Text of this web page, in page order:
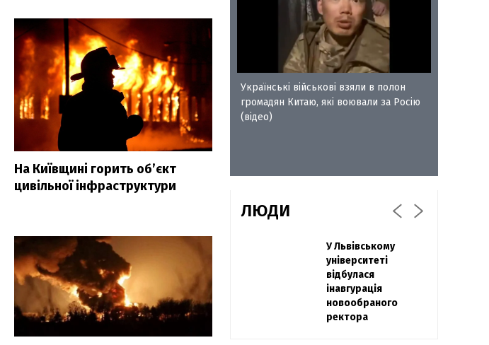
На Київщині горить об’єкт
цивільної інфраструктури
З'явилося відео знищеного ворожого
Су-35
Українські військові взяли в полон
громадян Китаю, які воювали за Росію
(відео)
ЛЮДИ
Павло Дак
«Час не лікує, лише
притуплює біль»:
сестра загиблого
під Бахмутом Воїна
з Буковини
Захисник
"Азовсталі" Діанов
вдруге одружився
та показав фото з
весілля
У Львівському
університеті
відбулася
інавгурація
новообраного
ректора